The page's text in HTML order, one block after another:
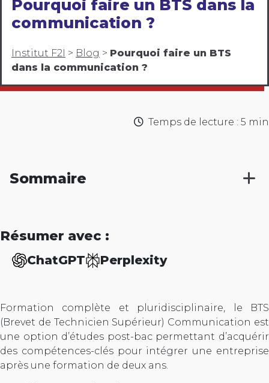
Pourquoi faire un BTS dans la
communication ?
Institut F2I > Blog > Pourquoi faire un BTS
dans la communication ?
Temps de lecture : 5 min
Sommaire
Résumer avec :
ChatGPT Perplexity
Formation complète et pluridisciplinaire, le BTS
(Brevet de Technicien Supérieur) Communication est
une option d’études post-bac permettant d’acquérir
des compétences-clés pour intégrer une entreprise
après une formation de deux ans.